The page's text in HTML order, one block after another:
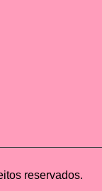
reservados.